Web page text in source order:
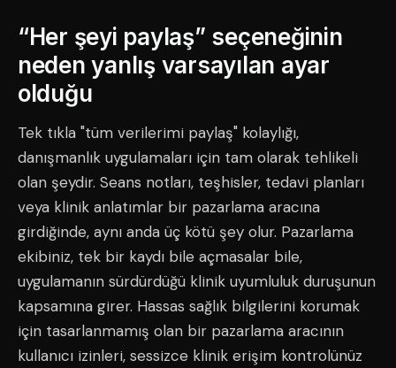
“Her şeyi paylaş” seçeneğinin
neden yanlış varsayılan ayar
olduğu
Tek tıkla "tüm verilerimi paylaş" kolaylığı,
danışmanlık uygulamaları için tam olarak tehlikeli
olan şeydir. Seans notları, teşhisler, tedavi planları
veya klinik anlatımlar bir pazarlama aracına
girdiğinde, aynı anda üç kötü şey olur. Pazarlama
ekibiniz, tek bir kaydı bile açmasalar bile,
uygulamanın sürdürdüğü klinik uyumluluk duruşunun
kapsamına girer. Hassas sağlık bilgilerini korumak
için tasarlanmamış olan bir pazarlama aracının
kullanıcı izinleri, sessizce klinik erişim kontrolünüz